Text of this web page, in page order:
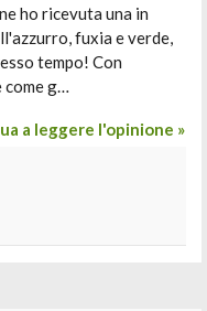
ho ricevuta una in
fuxia e verde,
tempo! Con
come g…
a leggere l'opinione »